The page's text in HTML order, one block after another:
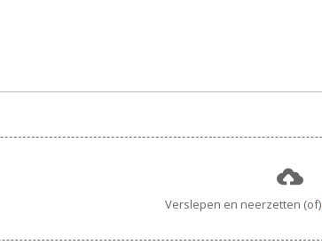
Verslepen en neerzetten (of)